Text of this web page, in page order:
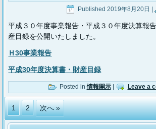
Published 2019年8月20日
平成３０年度事業報告・平成３０年度決算報
産目録を公開いたしました。
Ｈ30事業報告
平成30年度決算書・財産目録
Posted in 情報開示| Leave a
1 2 次へ »